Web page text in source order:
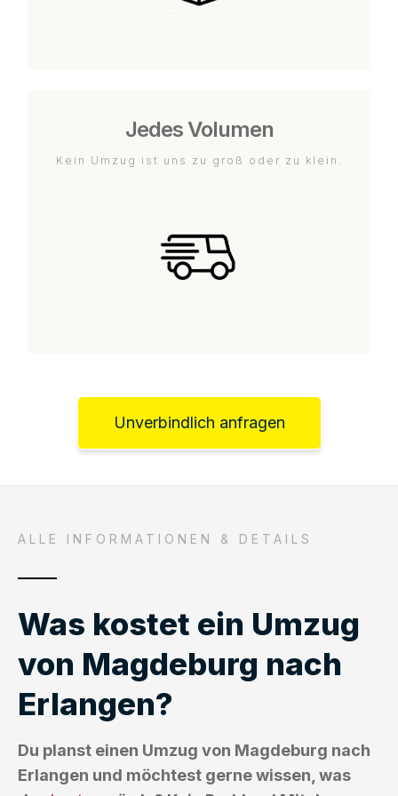
Jedes Volumen
Kein Umzug ist uns zu groß oder zu klein.
Unverbindlich anfragen
ALLE INFORMATIONEN & DETAILS
Was kostet ein Umzug
von Magdeburg nach
Erlangen?
Du planst einen Umzug von Magdeburg nach
Erlangen und möchtest gerne wissen, was